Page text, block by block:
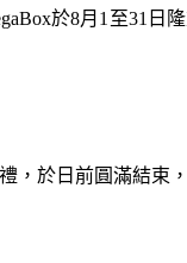
於8月1至31
，於日前圓滿結